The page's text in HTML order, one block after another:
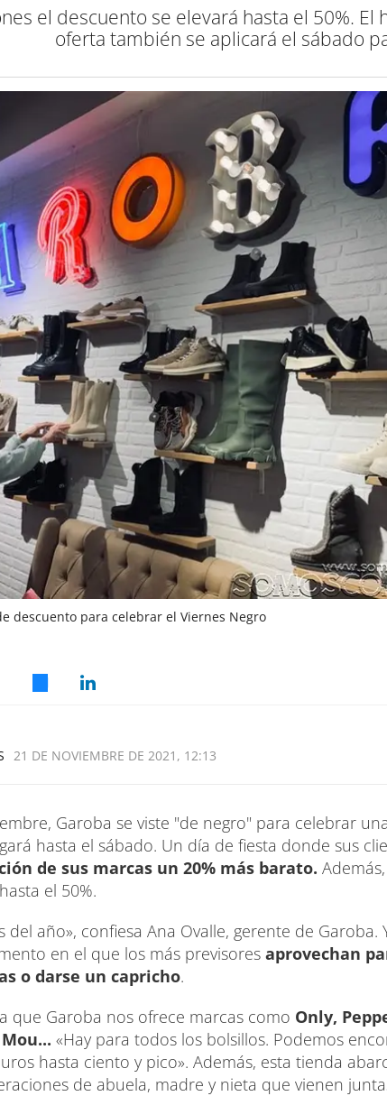
el descuento se elevará hasta el 50%.
oferta también se aplicará el sábado
descuento para celebrar el Viernes Negro
21 DE NOVIEMBRE DE 2021, 12:13
Garoba se viste "de negro" para celebrar
hasta el sábado. Un día de fiesta donde sus
de sus marcas un 20% más barato.
el 50%.
del año», confiesa Ana Ovalle, gerente de Garoba.
en el que los más previsores aprovechan
o darse un capricho.
que Garoba nos ofrece marcas como Only,
«Hay para todos los bolsillos. Podemos
hasta ciento y pico». Además, esta tienda
de abuela, madre y nieta que vienen